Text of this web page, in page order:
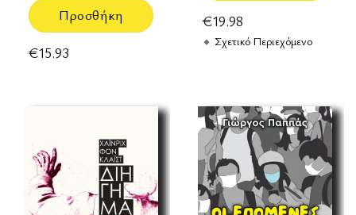
Προσθήκη
€15.93
€19.98
Σχετικό Περιεχόμενο